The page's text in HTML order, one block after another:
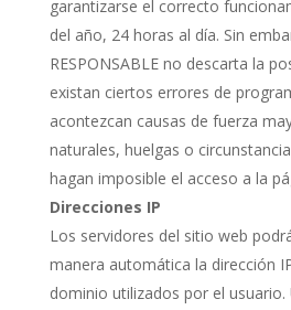
garantizarse el correcto
del año, 24 horas al día. Sin
RESPONSABLE no descarta la
existan ciertos errores de
acontezcan causas de fuerza
naturales, huelgas o
hagan imposible el acceso a la
Direcciones IP
Los servidores del sitio web
manera automática la dirección
dominio utilizados por el usuario.